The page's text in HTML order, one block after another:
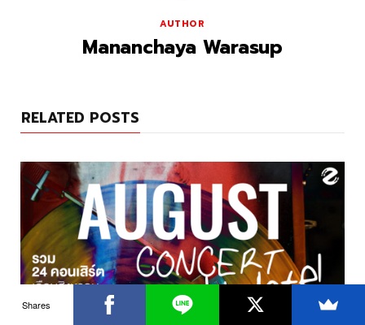
AUTHOR
Mananchaya Warasup
RELATED POSTS
Shares